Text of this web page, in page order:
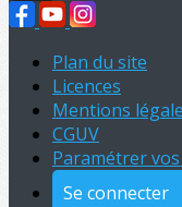
Plan du site
Licences
Mentions
CGUV
Paramétrer
Se connecter